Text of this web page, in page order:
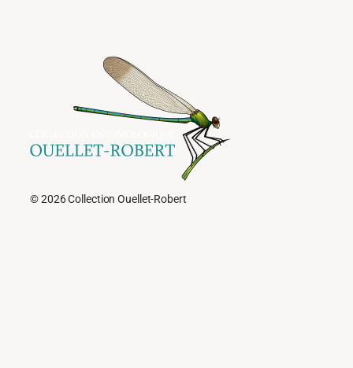
© 2026 Collection Ouellet-Robert